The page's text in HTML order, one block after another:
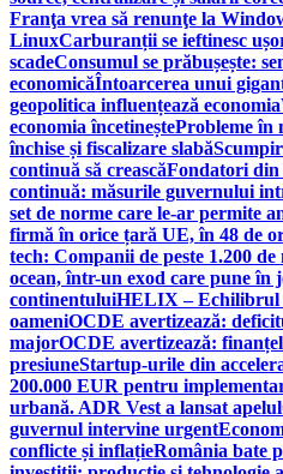
Franţa vrea să renunţe la
LinuxCarburanții se ieftinesc
scadeConsumul se prăbușește:
economicăÎntoarcerea unui
geopolitica influențează economia
economia încetineșteProbleme în
închise și fiscalizare slabă
continuă să creascăFondatori
continuă: măsurile guvernului
set de norme care le-ar permite
firmă în orice țară UE, în 48 de
tech: Companii de peste 1.200
ocean, într-un exod care pune în
continentuluiHELIX – Echilibrul
oameniOCDE avertizează:
majorOCDE avertizează:
presiuneStartup-urile din
200.000 EUR pentru
urbană. ADR Vest a lansat apelul
guvernul intervine urgent
conflicte și inflațieRomânia bate